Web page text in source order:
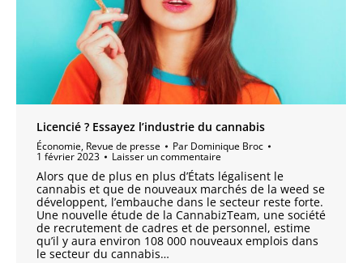
Licencié ? Essayez l’industrie du cannabis
Économie, Revue de presse Par Dominique Broc
1 février 2023 Laisser un commentaire
Alors que de plus en plus d’États légalisent le
cannabis et que de nouveaux marchés de la weed se
développent, l’embauche dans le secteur reste forte.
Une nouvelle étude de la CannabizTeam, une société
de recrutement de cadres et de personnel, estime
qu’il y aura environ 108 000 nouveaux emplois dans
le secteur du cannabis…